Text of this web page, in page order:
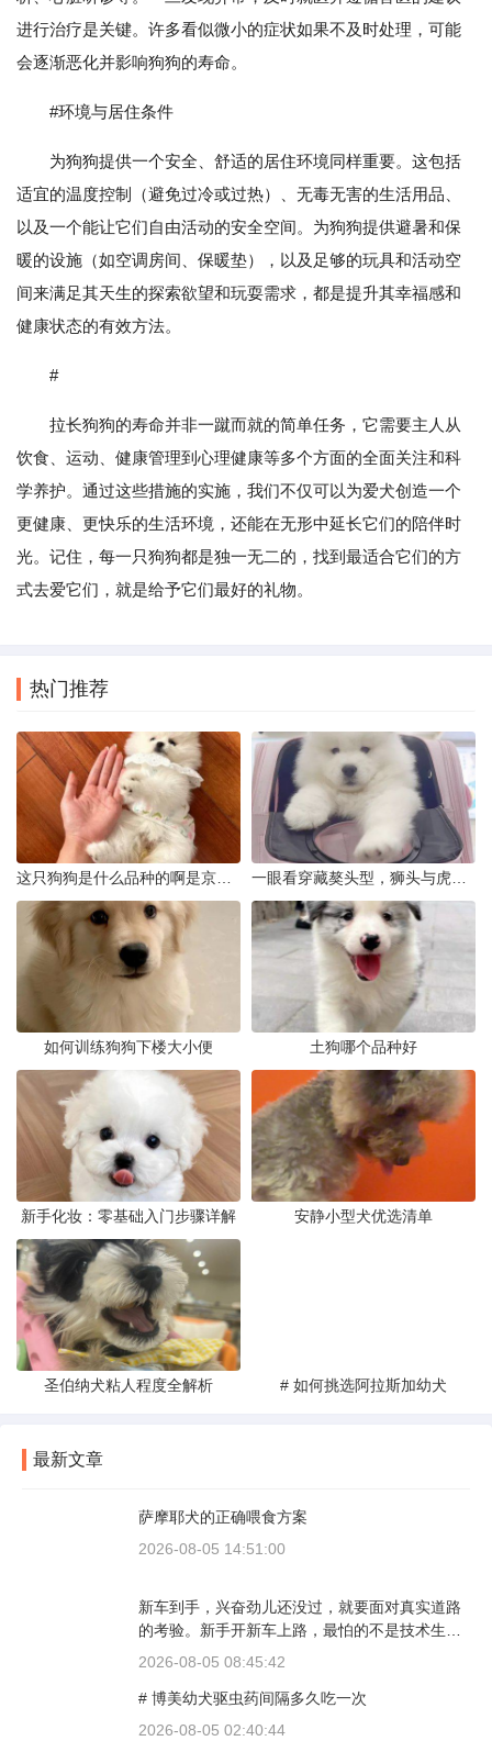
进行治疗是关键。许多看似微小的症状如果不及时处理，可能
会逐渐恶化并影响狗狗的寿命。
#环境与居住条件
为狗狗提供一个安全、舒适的居住环境同样重要。这包括
适宜的温度控制（避免过冷或过热）、无毒无害的生活用品、
以及一个能让它们自由活动的安全空间。为狗狗提供避暑和保
暖的设施（如空调房间、保暖垫），以及足够的玩具和活动空
间来满足其天生的探索欲望和玩耍需求，都是提升其幸福感和
健康状态的有效方法。
#
拉长狗狗的寿命并非一蹴而就的简单任务，它需要主人从
饮食、运动、健康管理到心理健康等多个方面的全面关注和科
学养护。通过这些措施的实施，我们不仅可以为爱犬创造一个
更健康、更快乐的生活环境，还能在无形中延长它们的陪伴时
光。记住，每一只狗狗都是独一无二的，找到最适合它们的方
式去爱它们，就是给予它们最好的礼物。
热门推荐
如何训练狗狗下楼大小便 土狗哪个品种好
新手化妆：零基础入门步骤详解 安静小型犬优选清单
圣伯纳犬粘人程度全解析 # 如何挑选阿拉斯加幼犬
最新文章
萨摩耶犬的正确喂食方案
2026-08-05 14:51:00
新车到手，兴奋劲儿还没过，就要面对真实道路
的考验。新手开新车上路，最怕的不是技术生
疏，而是对车况和路况的双重陌生。磨合期内，
不超过100公里，这不是老司机的保守，而是活
塞和气缸壁需要时间完成精细贴合。多数车型说
2026-08-05 08:45:42
# 博美幼犬驱虫药间隔多久吃一次
2026-08-05 02:40:44